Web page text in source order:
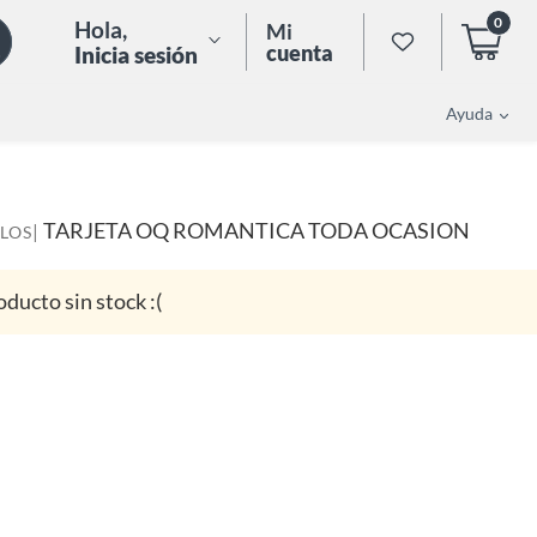
Hola,
Inicia sesión
Mi
cuenta
0
Ayuda
| TARJETA OQ ROMANTICA TODA OCASION
sin stock :(